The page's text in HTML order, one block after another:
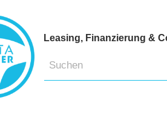
Leasing, Finanzierung &